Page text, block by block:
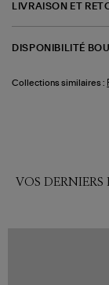
LIVRAISON ET
DISPONIBILITÉ
Collections similaires :
VOS DERNIERS